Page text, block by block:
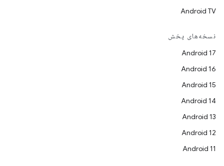
Android TV
نسخه‌های پخش
Android 17
Android 16
Android 15
Android 14
Android 13
Android 12
Android 11